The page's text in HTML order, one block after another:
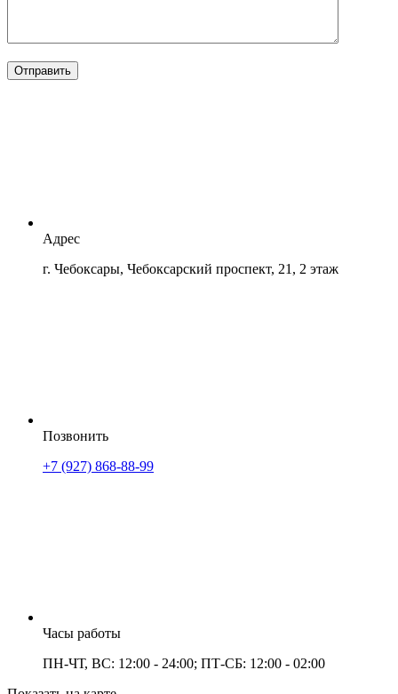
Отправить
Адрес
г. Чебоксары, Чебоксарский проспект, 21, 2 этаж
Позвонить
+7 (927) 868-88-99
Часы работы
ПН-ЧТ, ВС: 12:00 - 24:00; ПТ-СБ: 12:00 - 02:00